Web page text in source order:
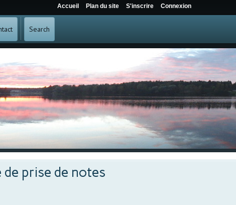
Search
prise de notes
Accueil Plan du site S'inscrire Connexion